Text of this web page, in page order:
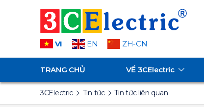
VI EN ZH-CN
TRANG CHỦ VỀ 3CElectric
3CElectric Tin tức Tin tức liên quan